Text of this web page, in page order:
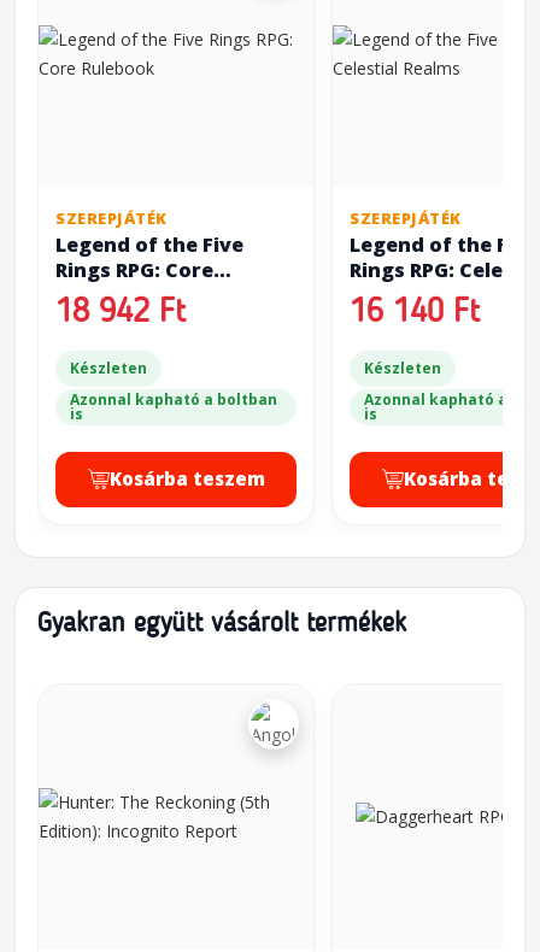
SZEREPJÁTÉK
Legend of the Five
Rings RPG: Core
Rulebook
18 942 Ft
Készleten
Azonnal kapható a boltban
is
Kosárba teszem
SZEREPJÁTÉK
Legend of the Five
Rings RPG:
Realms
16 140 Ft
Készleten
Azonnal kapható a
is
Kosárba
Gyakran együtt vásárolt termékek